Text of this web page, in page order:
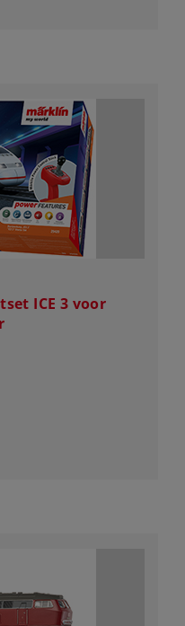
ICE 3 voor